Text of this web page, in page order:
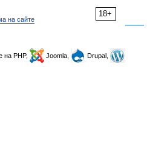
18+
на сайте
на PHP, Joomla,
Drupal,